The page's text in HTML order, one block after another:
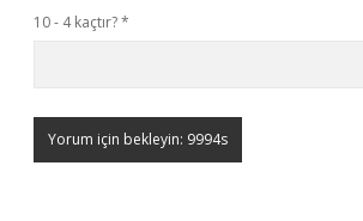
10 - 4 kaçtır?*